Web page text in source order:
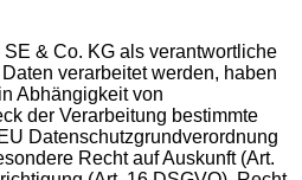
& Co. KG als verantwortliche
verarbeitet werden, haben
Abhängigkeit von
der Verarbeitung bestimmte
Datenschutzgrundverordnung
Recht auf Auskunft (Art.